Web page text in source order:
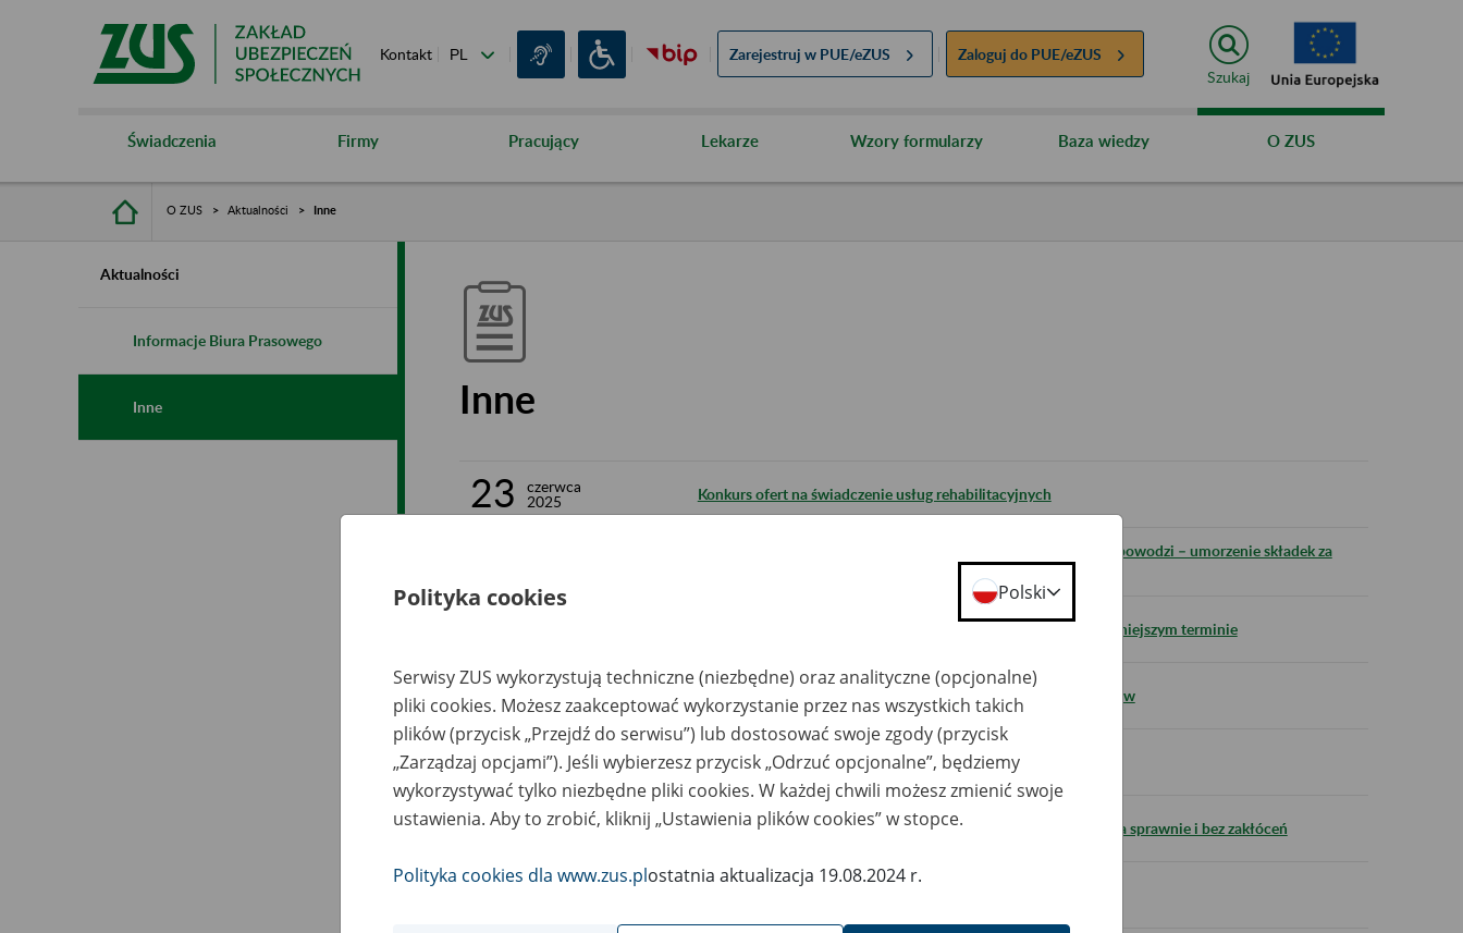
Kontakt Zarejestruj w PUE/eZUS Zaloguj do PUE/eZUS
Szukaj
Świadczenia Firmy Pracujący Lekarze Wzory formularzy Baza wiedzy O ZUS
O ZUS Aktualności Inne
Aktualności
Informacje Biura Prasowego
Inne
Inne
23
czerwca
2025
Konkurs ofert na świadczenie usług rehabilitacyjnych
Rozszerzenie pomocy dla przedsiębiorców poszkodowanych w powodzi – umorzenie składek za
Przedsiębiorcy dotknięci powodzią mogą opłacić składki w późniejszym terminie
13
czerwca
2025
Waloryzacja i trzynaste emerytury – zakończyliśmy wysyłkę listów
12
czerwca
2025
Do ZUS wpłynęło ponad 900 tys. wniosków o rentę wdowią
9 czerwca
FUS w I kwartale 2025 r. System ubezpieczeń społecznych działa sprawnie i bez zakłóceń
6
czerwca
Polityka cookies Polski
Serwisy ZUS wykorzystują techniczne (niezbędne) oraz analityczne (opcjonalne)
pliki cookies. Możesz zaakceptować wykorzystanie przez nas wszystkich takich
plików (przycisk „Przejdź do serwisu”) lub dostosować swoje zgody (przycisk
„Zarządzaj opcjami”). Jeśli wybierzesz przycisk „Odrzuć opcjonalne”, będziemy
wykorzystywać tylko niezbędne pliki cookies. W każdej chwili możesz zmienić swoje
ustawienia. Aby to zrobić, kliknij „Ustawienia plików cookies” w stopce.
Polityka cookies dla www.zus.plostatnia aktualizacja 19.08.2024 r.